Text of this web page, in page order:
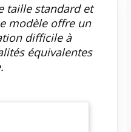
taille standard et
modèle offre un
difficile à
équivalentes